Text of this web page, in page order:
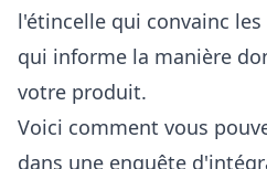
l'étincelle qui convainc
qui informe la manière
votre produit.
Voici comment vous
dans une enquête